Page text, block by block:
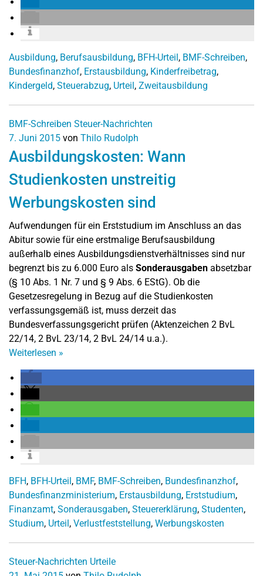
Ausbildung, Berufsausbildung, BFH-Urteil, BMF-Schreiben,
Bundesfinanzhof, Erstausbildung, Kinderfreibetrag,
Kindergeld, Steuerabzug, Urteil, Zweitausbildung
BMF-Schreiben Steuer-Nachrichten
7. Juni 2015 von Thilo Rudolph
Ausbildungskosten: Wann
Studienkosten unstreitig
Werbungskosten sind
Aufwendungen für ein Erststudium im Anschluss an das
Abitur sowie für eine erstmalige Berufsausbildung
außerhalb eines Ausbildungsdienstverhältnisses sind nur
begrenzt bis zu 6.000 Euro als Sonderausgaben absetzbar
(§ 10 Abs. 1 Nr. 7 und § 9 Abs. 6 EStG). Ob die
Gesetzesregelung in Bezug auf die Studienkosten
verfassungsgemäß ist, muss derzeit das
Bundesverfassungsgericht prüfen (Aktenzeichen 2 BvL
22/14, 2 BvL 23/14, 2 BvL 24/14 u.a.).
Weiterlesen »
BFH, BFH-Urteil, BMF, BMF-Schreiben, Bundesfinanzhof,
Bundesfinanzministerium, Erstausbildung, Erststudium,
Finanzamt, Sonderausgaben, Steuererklärung, Studenten,
Studium, Urteil, Verlustfeststellung, Werbungskosten
Steuer-Nachrichten Urteile